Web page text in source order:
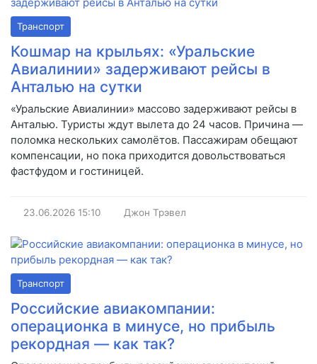
Транспорт
Кошмар на крыльях: «Уральские
Авиалинии» задерживают рейсы в
Анталью на сутки
«Уральские Авиалинии» массово задерживают рейсы в
Анталью. Туристы ждут вылета до 24 часов. Причина —
поломка нескольких самолётов. Пассажирам обещают
компенсации, но пока приходится довольствоваться
фастфудом и гостиницей.
23.06.2026 15:10 Джон Трэвел
Транспорт
Российские авиакомпании:
операционка в минусе, но прибыль
рекордная — как так?